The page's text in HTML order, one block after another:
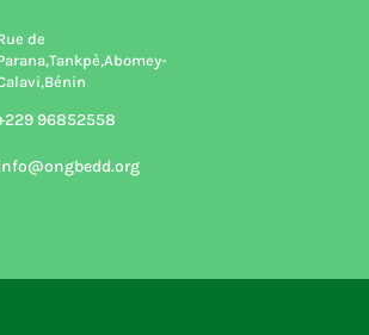
de
96852558